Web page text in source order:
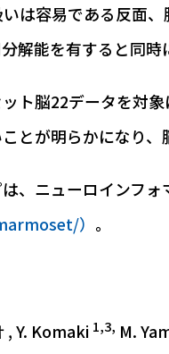
は容易である反面
解能を有すると同時
ト脳22データを対
とが明らかになり
、ニューロインフ
） 。
Y. Komaki 1,3, M.